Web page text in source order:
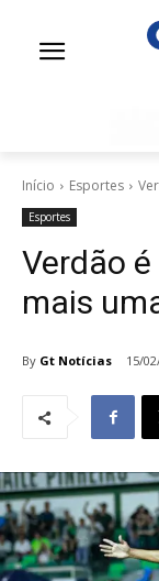
Início Esportes
Esportes
Verdão
mais
By Gt Notícias 15/